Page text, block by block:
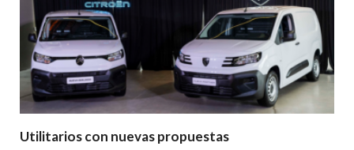
Utilitarios con nuevas propuestas